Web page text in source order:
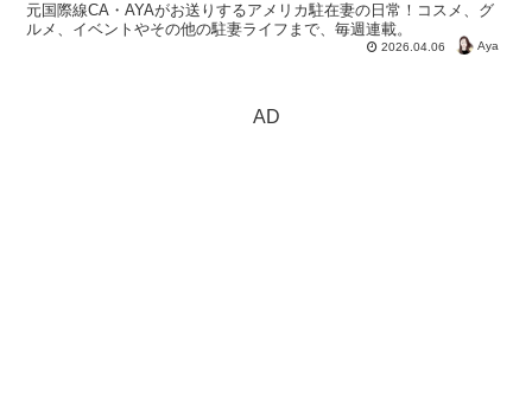
元国際線CA・AYAがお送りするアメリカ駐在妻の日常！コスメ、グ
ルメ、イベントやその他の駐妻ライフまで、毎週連載。
2026.04.06 Aya
AD